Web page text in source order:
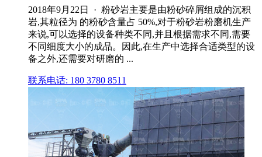
2018年9月22日 · 粉砂岩主要是由粉砂碎屑组成的沉积
岩,其粒径为 的粉砂含量占 50%,对于粉砂岩粉磨机生产
来说,可以选择的设备种类不同,并且根据需求不同,需要
不同细度大小的成品。因此,在生产中选择合适类型的设
备之外,还需要对研磨的 ...
联系电话: 180 3780 8511